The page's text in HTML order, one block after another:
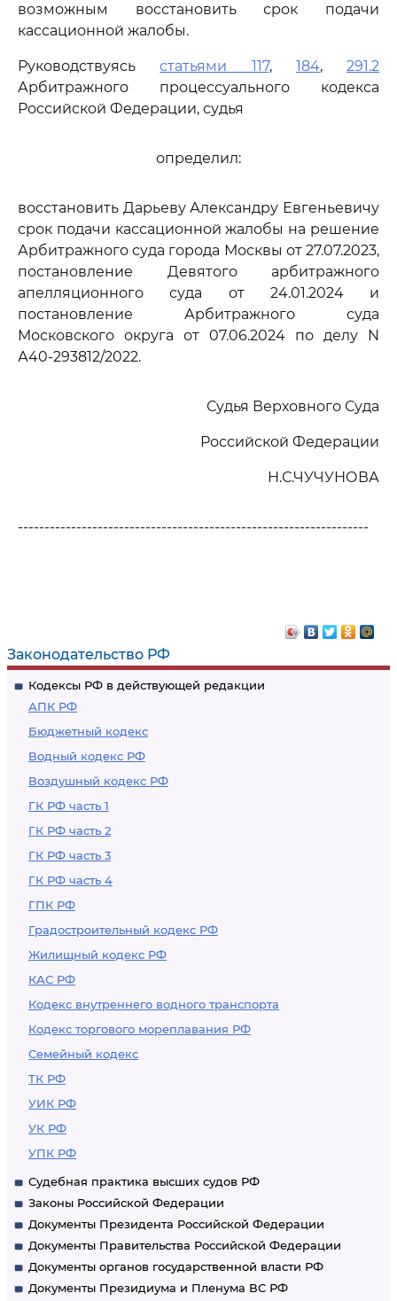
Законодательство РФ
Кодексы РФ в действующей редакции
АПК РФ
Бюджетный кодекс
Водный кодекс РФ
Воздушный кодекс РФ
ГК РФ часть 1
ГК РФ часть 2
ГК РФ часть 3
ГК РФ часть 4
ГПК РФ
Градостроительный кодекс РФ
Жилищный кодекс РФ
КАС РФ
Кодекс внутреннего водного транспорта
Кодекс торгового мореплавания РФ
Семейный кодекс
ТК РФ
УИК РФ
УК РФ
УПК РФ
Судебная практика высших судов РФ
Законы Российской Федерации
Документы Президента Российской Федерации
Документы Правительства Российской Федерации
Документы органов государственной власти РФ
Документы Президиума и Пленума ВС РФ
возможным восстановить срок подачи
кассационной жалобы.
Руководствуясьстатьями 117, 184, 291.2
Арбитражного процессуального кодекса
Российской Федерации, судья
определил:
восстановить Дарьеву Александру Евгеньевичу
срок подачи кассационной жалобы на решение
Арбитражного суда города Москвы от 27.07.2023,
постановление Девятого арбитражного
апелляционного суда от 24.01.2024 и
постановление Арбитражного суда
Московского округа от 07.06.2024 по делу N
А40-293812/2022.
Судья Верховного Суда
Российской Федерации
Н.С.ЧУЧУНОВА
------------------------------------------------------------------